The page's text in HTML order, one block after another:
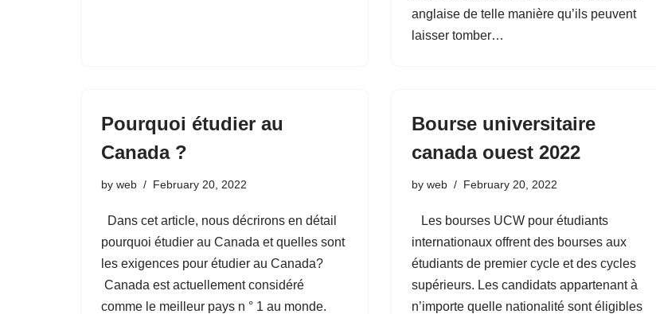
anglaise de telle manière qu’ils peuvent
laisser tomber…
Pourquoi étudier au
Canada ?
by web February 20, 2022
Dans cet article, nous décrirons en détail
pourquoi étudier au Canada et quelles sont
les exigences pour étudier au Canada?
Canada est actuellement considéré
comme le meilleur pays n ° 1 au monde.
Bourse universitaire
canada ouest 2022
by web February 20, 2022
Les bourses UCW pour étudiants
internationaux offrent des bourses aux
étudiants de premier cycle et des cycles
supérieurs. Les candidats appartenant à
n’importe quelle nationalité sont éligibles